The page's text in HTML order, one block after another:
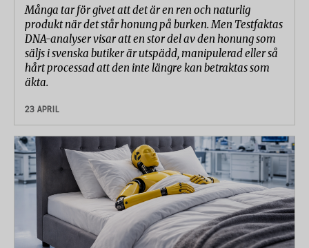
Många tar för givet att det är en ren och naturlig
produkt när det står honung på burken. Men Testfaktas
DNA-analyser visar att en stor del av den honung som
säljs i svenska butiker är utspädd, manipulerad eller så
hårt processad att den inte längre kan betraktas som
äkta.
23 APRIL